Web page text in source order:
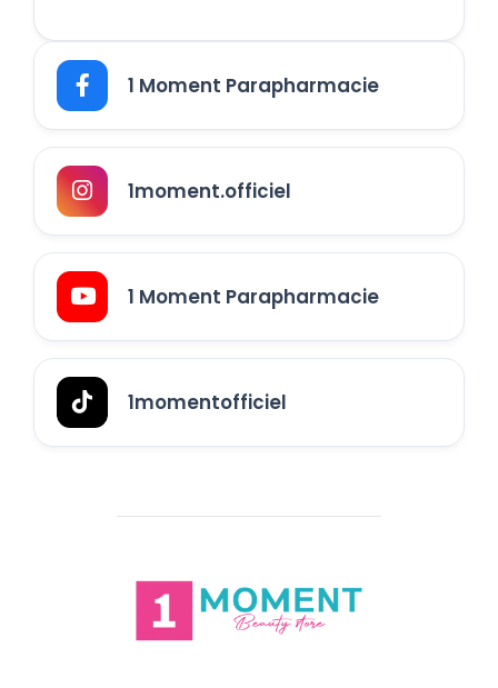
1 Moment Parapharmacie
1moment.officiel
1 Moment Parapharmacie
1momentofficiel